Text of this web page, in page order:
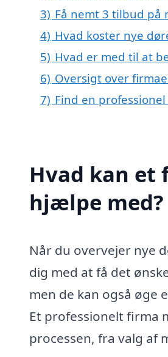
3) Få nemt 3 tilbud på
4) Hvad koster nye
5) Hvad er med til at
6) Oversigt over
7) Find en
Hvad kan et
hjælpe med?
Når du overvejer nye
dig med at få det
men de kan også øge
Et professionelt firma
processen, fra valg af